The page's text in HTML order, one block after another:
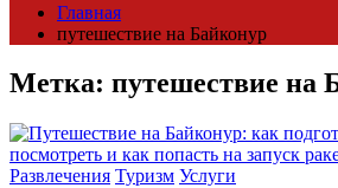
Главная
путешествие на Байконур
Метка: путешествие на
Развлечения Туризм Услуги